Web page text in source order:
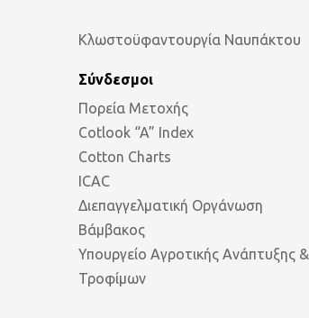
Κλωστοϋφαντουργία Ναυπάκτου
Σύνδεσμοι
Πορεία Μετοχής
Cotlook “A” Index
Cotton Charts
ICAC
Διεπαγγελματική Οργάνωση
Βάμβακος
Υπουργείο Αγροτικής Ανάπτυξης &
Τροφίμων